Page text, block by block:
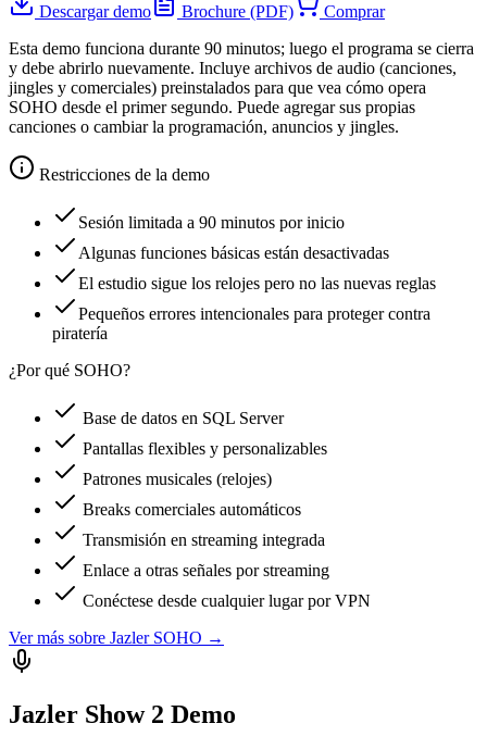
Descargar demo Brochure (PDF)
Comprar
Esta demo funciona durante 90 minutos; luego el programa se cierra
y debe abrirlo nuevamente. Incluye archivos de audio (canciones,
jingles y comerciales) preinstalados para que vea cómo opera
SOHO desde el primer segundo. Puede agregar sus propias
canciones o cambiar la programación, anuncios y jingles.
Restricciones de la demo
Sesión limitada a 90 minutos por inicio
Algunas funciones básicas están desactivadas
El estudio sigue los relojes pero no las nuevas reglas
Pequeños errores intencionales para proteger contra
piratería
¿Por qué SOHO?
Base de datos en SQL Server
Pantallas flexibles y personalizables
Patrones musicales (relojes)
Breaks comerciales automáticos
Transmisión en streaming integrada
Enlace a otras señales por streaming
Conéctese desde cualquier lugar por VPN
Ver más sobre Jazler SOHO →
Jazler Show 2 Demo